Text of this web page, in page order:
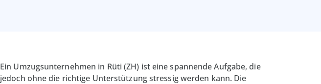
Ein Umzugsunternehmen in Rüti (ZH) ist eine spannende Aufgabe, die
jedoch ohne die richtige Unterstützung stressig werden kann. Die